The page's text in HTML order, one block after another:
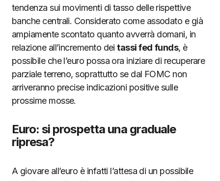
tendenza sui movimenti di tasso delle rispettive
banche centrali. Considerato come assodato e già
ampiamente scontato quanto avverrà domani, in
relazione all’incremento deitassi fed funds, è
possibile che l’euro possa ora iniziare di recuperare
parziale terreno, soprattutto se dal FOMC non
arriveranno precise indicazioni positive sulle
prossime mosse.
Euro: si prospetta una graduale
ripresa?
A giovare all’euro è infatti l’attesa di un possibile